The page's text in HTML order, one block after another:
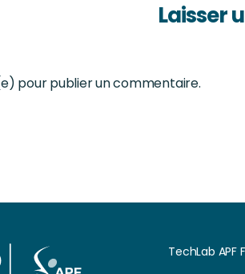
Laisser
pour publier un commentaire.
TechLab APF